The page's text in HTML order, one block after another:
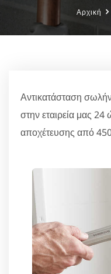
Αρχική
Αντικατάσταση
στην εταιρεία μας
αποχέτευσης από